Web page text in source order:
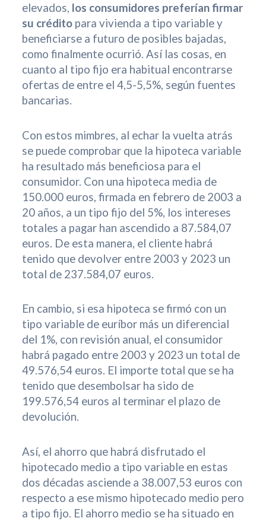
elevados, los consumidores preferían firmar
su créditopara vivienda a tipo variable y
beneficiarse a futuro de posibles bajadas,
como finalmente ocurrió. Así las cosas, en
cuanto al tipo fijo era habitual encontrarse
ofertas de entre el 4,5-5,5%, según fuentes
bancarias.
Con estos mimbres, al echar la vuelta atrás
se puede comprobar que la hipoteca variable
ha resultado más beneficiosa para el
consumidor. Con una hipoteca media de
150.000 euros, firmada en febrero de 2003 a
20 años, a un tipo fijo del 5%, los intereses
totales a pagar han ascendido a 87.584,07
euros. De esta manera, el cliente habrá
tenido que devolver entre 2003 y 2023 un
total de 237.584,07 euros.
En cambio, si esa hipoteca se firmó con un
tipo variable de euríbor más un diferencial
del 1%, con revisión anual, el consumidor
habrá pagado entre 2003 y 2023 un total de
49.576,54 euros. El importe total que se ha
tenido que desembolsar ha sido de
199.576,54 euros al terminar el plazo de
devolución.
Así, el ahorro que habrá disfrutado el
hipotecado medio a tipo variable en estas
dos décadas asciende a 38.007,53 euros con
respecto a ese mismo hipotecado medio pero
a tipo fijo. El ahorro medio se ha situado en